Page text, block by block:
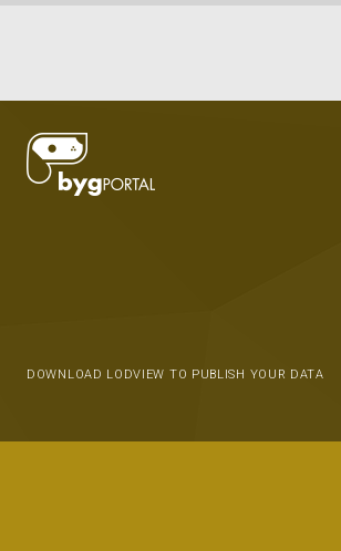
DOWNLOAD LODVIEW TO PUBLISH YOUR DATA